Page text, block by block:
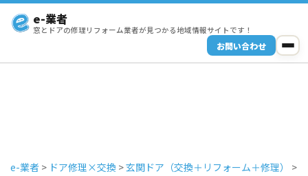
e-業者
窓とドアの修理リフォーム業者が見つかる地域情報サイトです！
お問い合わせ
e-業者 > ドア修理×交換 >玄関ドア（交換＋リフォーム＋修理）
>